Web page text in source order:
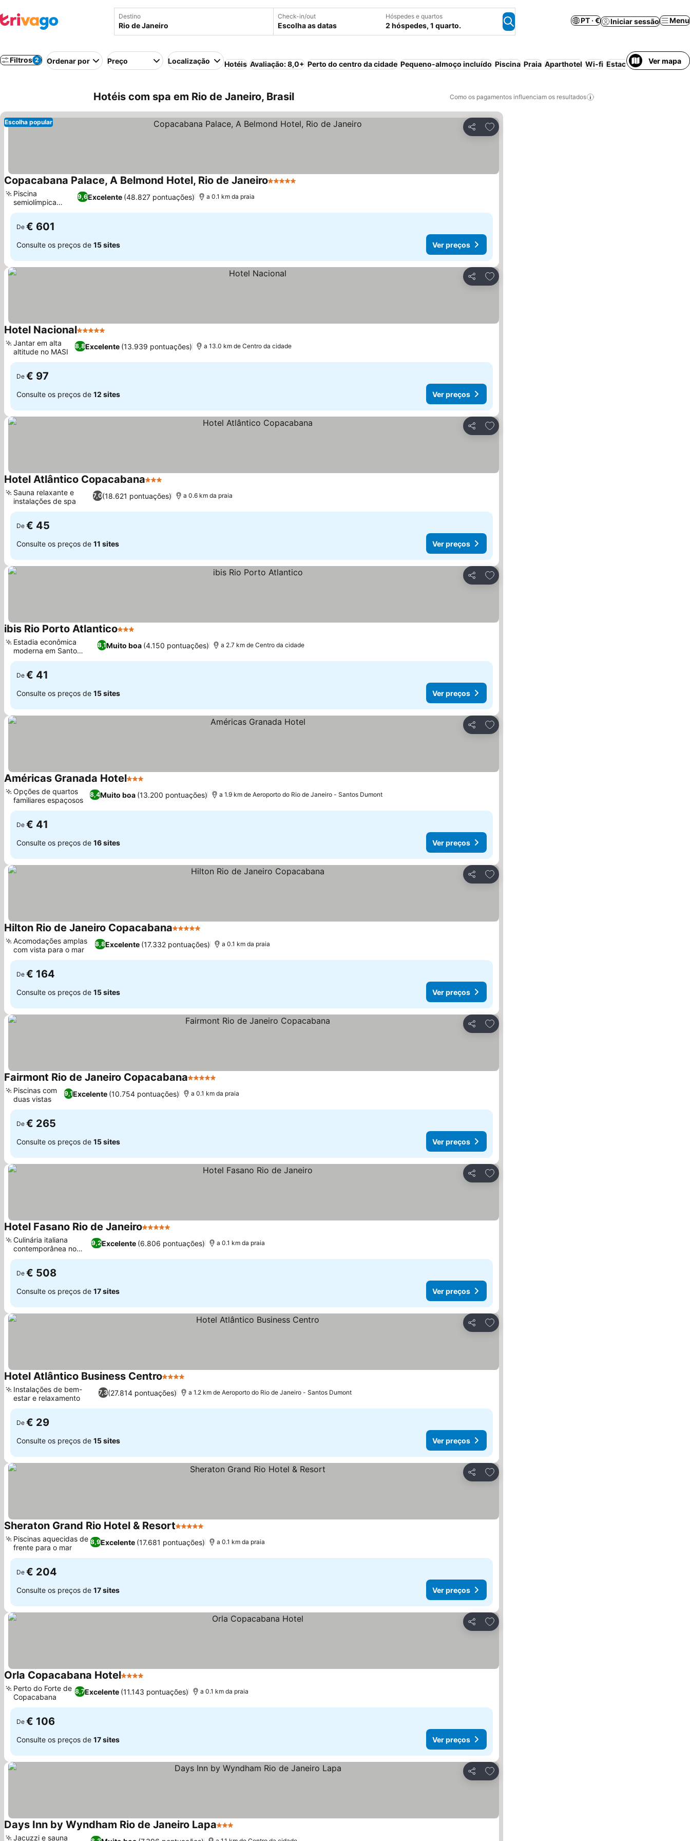
Destino Check-in/out
Escolha as datas
Hóspedes e quartos
2 hóspedes, 1 quarto.
PT · € Iniciar sessão Menu
Filtros 2 Ordenar por Preço Localização Hotéis Avaliação: 8,0+ Perto do centro da cidade Pequeno-almoço incluído Piscina Praia Aparthotel Wi-fi Estacionamento Ar
Ver mapa
Hotéis com spa em Rio de Janeiro, Brasil Como os pagamentos influenciam os resultados
Partilhar
Adicionar aos favoritos
Escolha popular
Copacabana Palace, A Belmond Hotel, Rio de Janeiro5 Estrelas
9,6Excelente (48.827 pontuações)
Piscina
semiolímpica
espetacular
a 0.1 km da praia
De € 601
Consulte os preços de 15 sites Ver preços
Partilhar
Adicionar aos favoritos
Hotel Nacional5 Estrelas
8,8Excelente (13.939 pontuações)
Jantar em alta
altitude no MASI
a 13.0 km de Centro da cidade
De € 97
Consulte os preços de 12 sites Ver preços
Partilhar
Adicionar aos favoritos
Hotel Atlântico Copacabana3 Estrelas
7,0(18.621 pontuações)
Sauna relaxante e
instalações de spa
a 0.6 km da praia
De € 45
Consulte os preços de 11 sites Ver preços
Partilhar
Adicionar aos favoritos
ibis Rio Porto Atlantico3 Estrelas
8,1Muito boa (4.150 pontuações)
Estadia econômica
moderna em Santo
Cristo
a 2.7 km de Centro da cidade
De € 41
Consulte os preços de 15 sites Ver preços
Partilhar
Adicionar aos favoritos
Américas Granada Hotel3 Estrelas
8,4Muito boa (13.200 pontuações)
Opções de quartos
familiares espaçosos
a 1.9 km de Aeroporto do Rio de Janeiro - Santos Dumont
De € 41
Consulte os preços de 16 sites Ver preços
Partilhar
Adicionar aos favoritos
Hilton Rio de Janeiro Copacabana5 Estrelas
8,8Excelente (17.332 pontuações)
Acomodações amplas
com vista para o mar
a 0.1 km da praia
De € 164
Consulte os preços de 15 sites Ver preços
Partilhar
Adicionar aos favoritos
Fairmont Rio de Janeiro Copacabana5 Estrelas
9,1Excelente (10.754 pontuações)
Piscinas com
duas vistas
a 0.1 km da praia
De € 265
Consulte os preços de 15 sites Ver preços
Partilhar
Adicionar aos favoritos
Hotel Fasano Rio de Janeiro5 Estrelas
9,2Excelente (6.806 pontuações)
Culinária italiana
contemporânea no
Gero
a 0.1 km da praia
De € 508
Consulte os preços de 17 sites Ver preços
Partilhar
Adicionar aos favoritos
Hotel Atlântico Business Centro4 Estrelas
7,3(27.814 pontuações)
Instalações de bem-
estar e relaxamento
a 1.2 km de Aeroporto do Rio de Janeiro - Santos Dumont
De € 29
Consulte os preços de 15 sites Ver preços
Partilhar
Adicionar aos favoritos
Sheraton Grand Rio Hotel & Resort5 Estrelas
8,9Excelente (17.681 pontuações)
Piscinas aquecidas de
frente para o mar
a 0.1 km da praia
De € 204
Consulte os preços de 17 sites Ver preços
Partilhar
Adicionar aos favoritos
Orla Copacabana Hotel4 Estrelas
8,7Excelente (11.143 pontuações)
Perto do Forte de
Copacabana
a 0.1 km da praia
De € 106
Consulte os preços de 17 sites Ver preços
Partilhar
Adicionar aos favoritos
Days Inn by Wyndham Rio de Janeiro Lapa3 Estrelas
Jacuzzi e sauna